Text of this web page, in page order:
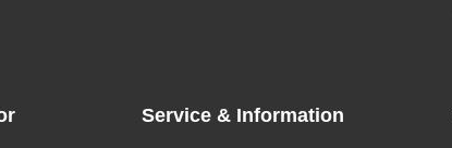
Service & Information